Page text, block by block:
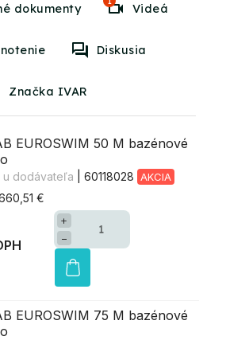
Videá
Diskusia
Značka IVAR
EUROSWIM 50 M bazénové
u dodávateľa | 60118028 AKCIA
€
+
−
EUROSWIM 75 M bazénové